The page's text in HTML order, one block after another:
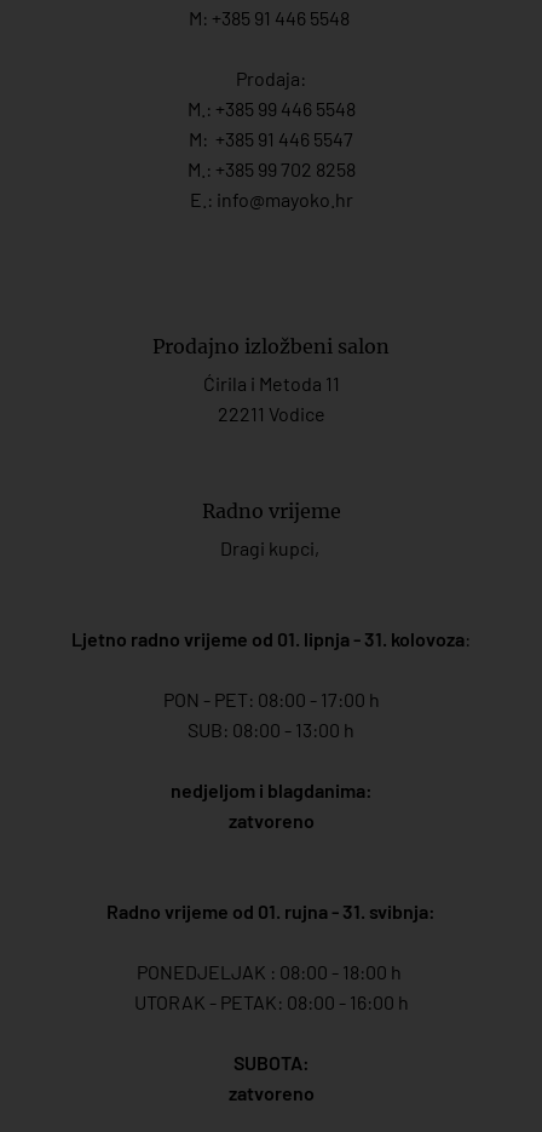
M: +385 91 446 5548
Prodaja:
M.: +385 99 446 5548
M: +385 91 446 5547
M.: +385 99 702 8258
E.: info@mayoko. hr
Prodajno izložbeni salon
Ćirila i Metoda 11
22211 Vodice
Radno vrijeme
Dragi kupci,
Ljetno radno vrijeme od 01. lipnja - 31. kolovoza:
PON - PET: 08:00 - 17:00 h
SUB: 08:00 - 13:00 h
nedjeljom i blagdanima:
zatvoreno
Radno vrijeme od 01. rujna - 31. svibnja:
PONEDJELJAK : 08:00 - 18:00 h
UTORAK - PETAK: 08:00 - 16:00 h
SUBOTA:
zatvoreno